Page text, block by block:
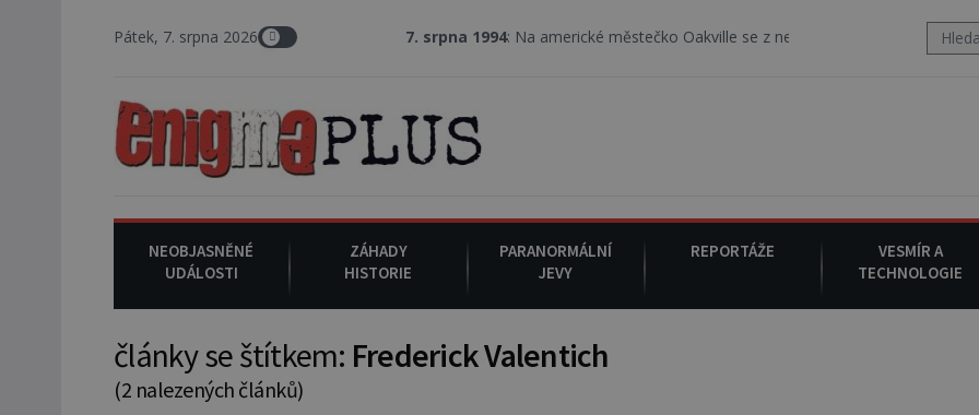
Pátek, 7. srpna 2026 7. srpna 1994: Na americké městečko Oakville se z nebe snáší podivná rosolovitá látka
NEOBJASNĚNÉ
UDÁLOSTI
ZÁHADY
HISTORIE
PARANORMÁLNÍ
JEVY
REPORTÁŽE
VESMÍR A
TECHNOLOGIE
články se štítkem: Frederick Valentich
(2 nalezených článků)